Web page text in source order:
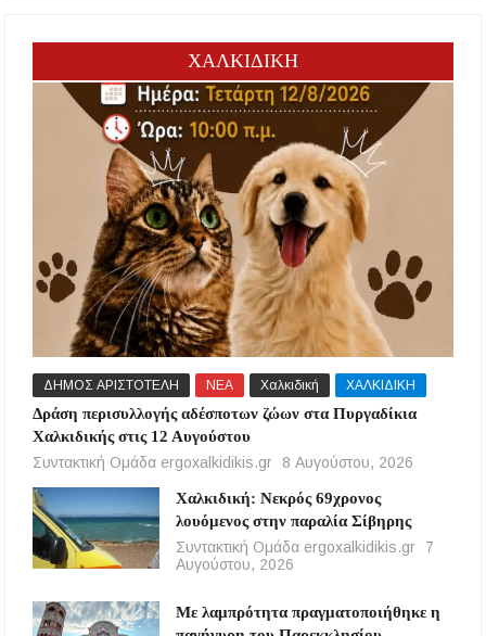
ΧΑΛΚΙΔΙΚΗ
ΔΗΜΟΣ ΑΡΙΣΤΟΤΕΛΗ ΝΕΑ Χαλκιδική ΧΑΛΚΙΔΙΚΗ
Δράση περισυλλογής αδέσποτων ζώων στα Πυργαδίκια
Χαλκιδικής στις 12 Αυγούστου
Συντακτική Ομάδα ergoxalkidikis.gr
8 Αυγούστου, 2026
Χαλκιδική: Νεκρός 69χρονος
λουόμενος στην παραλία Σίβηρης
Συντακτική Ομάδα ergoxalkidikis.gr
7
Αυγούστου, 2026
Με λαμπρότητα πραγματοποιήθηκε η